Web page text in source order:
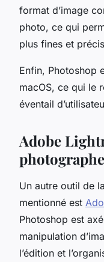
format d’image
photo, ce qui
plus fines et
Enfin, Photoshop
macOS, ce qui le
éventail
Adobe
Un autre outil de
mentionné est
Photoshop est
manipulation
l’édition et